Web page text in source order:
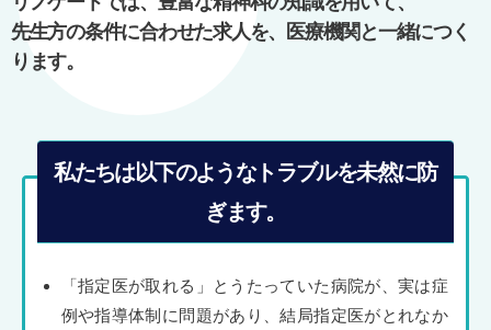
ン
先生方の条件に合わせた求人を、医療機関と一緒につく
ります。
私たちは以下のようなトラブルを未然に防
ぎます。
「指定医が取れる」とうたっていた病院が、実は症
例や指導体制に問題があり、結局指定医がとれなか